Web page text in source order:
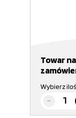
Towar na
Wybierz